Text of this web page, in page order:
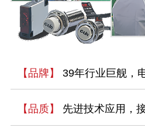
【品牌】 39年行业巨舰，
【品质】 先进技术应用，